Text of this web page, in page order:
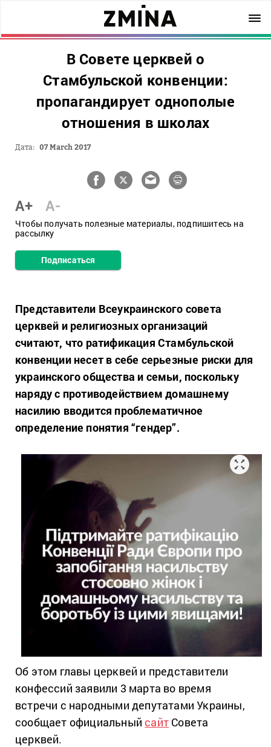
В Совете церквей о
Стамбульской конвенции:
пропагандирует однополые
отношения в школах
Дата: 07 March 2017
A+ A-
Чтобы получать полезные материалы, подпишитесь на
рассылку
Подписаться
Представители Всеукраинского совета
церквей и религиозных организаций
считают, что ратификация Стамбульской
конвенции несет в себе серьезные риски для
украинского общества и семьи, поскольку
наряду с противодействием домашнему
насилию вводится проблематичное
определение понятия “гендер”.
Об этом главы церквей и представители
конфессий заявили 3 марта во время
встречи с народными депутатами Украины,
сообщает официальный сайт Совета
церквей.